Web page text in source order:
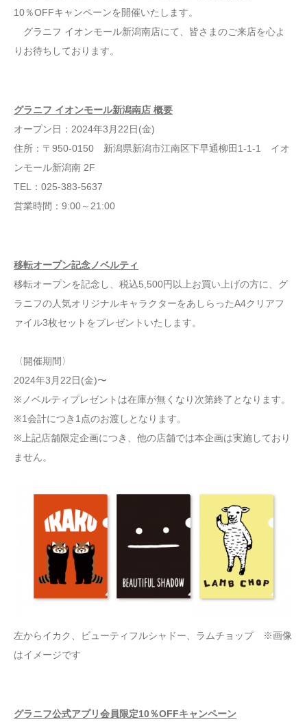
10％OFFキャンペーンを開催いたします。
グラニフ イオンモール新潟南店にて、皆さまのご来店を心よ
りお待ちしております。
グラニフ イオンモール新潟南店 概要
オープン日：2024年3月22日(金)
住所：〒950-0150 新潟県新潟市江南区下早通柳田1-1-1 イオ
ンモール新潟南 2F
TEL：025-383-5637
営業時間：9:00～21:00
移転オープン記念ノベルティ
移転オープンを記念し、税込5,500円以上お買い上げの方に、グ
ラニフの人気オリジナルキャラクターをあしらったA4クリアフ
ァイル3枚セットをプレゼントいたします。
〈開催期間〉
2024年3月22日(金)〜
※ノベルティプレゼントは在庫が無くなり次第終了となります。
※1会計につき1点のお渡しとなります。
※上記店舗限定企画につき、他の店舗では本企画は実施しており
ません。
左からイカク、ビューティフルシャドー、ラムチョップ ※画像
はイメージです
グラニフ公式アプリ会員限定10％OFFキャンペーン